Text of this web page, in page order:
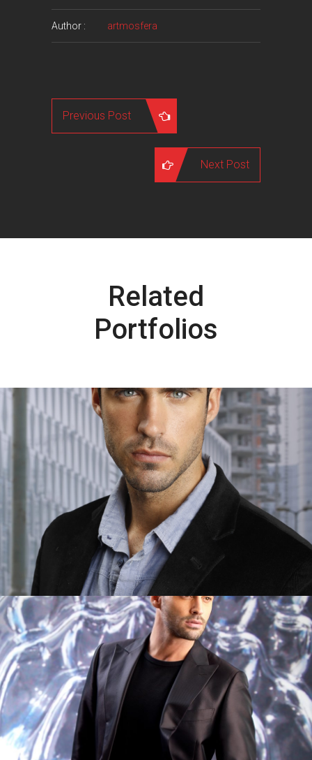
Author : artmosfera
Previous Post
Next Post
Related
Portfolios